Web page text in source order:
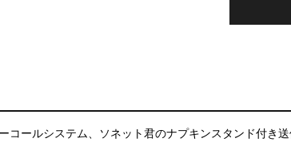
ールシステム、ソネット君のナプキンスタンド付き送